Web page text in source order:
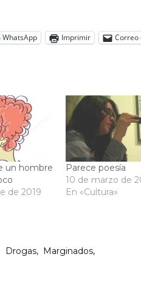
WhatsApp Imprimir Correo
un hombre
de 2019
Parece poesía
10 de marzo de
En «Cultura»
Drogas Marginados